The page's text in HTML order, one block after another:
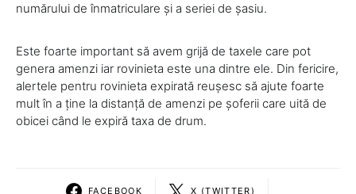
numărului de înmatriculare și a seriei de șasiu.
Este foarte important să avem grijă de taxele care pot
genera amenzi iar rovinieta este una dintre ele. Din fericire,
alertele pentru rovinieta expirată reușesc să ajute foarte
mult în a ține la distanță de amenzi pe șoferii care uită de
obicei când le expiră taxa de drum.
FACEBOOK X (TWITTER)